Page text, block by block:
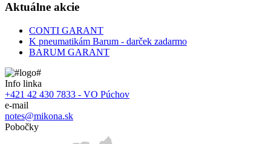
Aktuálne akcie
CONTI GARANT
K pneumatikám Barum - darček zadarmo
BARUM GARANT
Info linka
+421 42 430 7833 - VO Púchov
e-mail
notes@mikona.sk
Pobočky